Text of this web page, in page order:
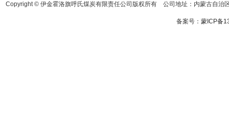
Copyright © 伊金霍洛旗呼氏煤炭有限责任公司版权所有 公司地址：内蒙古自
备案号： 蒙ICP备